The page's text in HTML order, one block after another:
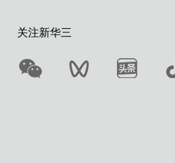
关注新华三